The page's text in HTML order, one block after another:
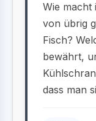
Wie macht
von übrig
Fisch?
bewährt,
dass man